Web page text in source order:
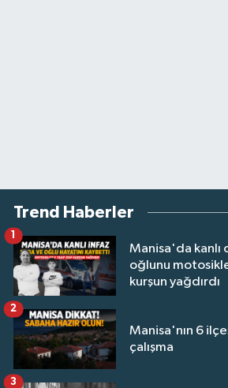
Trend Haberler
Manisa'da kanlı
oğlunu
kurşun yağdırdı
1
Manisa'nın 6
çalışma
2
3